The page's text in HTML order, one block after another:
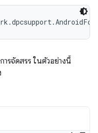
ารจัดสรร ในตัวอย่างนี้